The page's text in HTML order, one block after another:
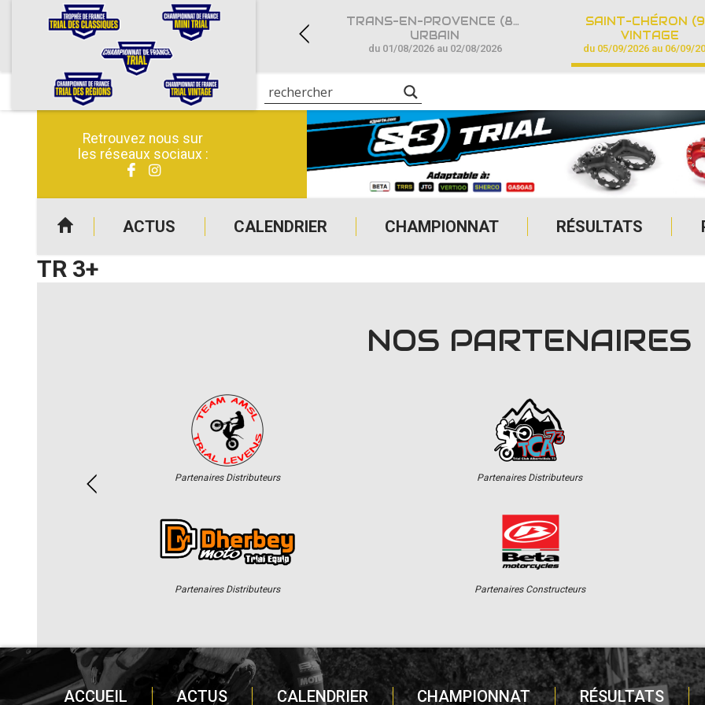
Retrouvez nous sur
les réseaux sociaux :
ACTUS CALENDRIER CHAMPIONNAT RÉSULTATS
(04)
CLASSIQUES
du 11/07/2026 au 14/07/2026
TRANS-EN-PROVENCE (83)
URBAIN
du 01/08/2026 au 02/08/2026
SAINT-CHÉRON
VINTAGE
du 05/09/2026 au 06/09/
TR 3+
NOS PARTENAIRES
Partenaires Distributeurs
Partenaires Distributeurs
Partenaires Distributeurs
Partenaires Constructeurs
ACCUEIL ACTUS CALENDRIER CHAMPIONNAT RÉSULTATS